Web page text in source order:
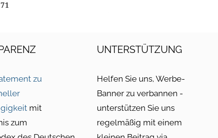
zu
mit
zum
UNTERSTÜTZUNG
Helfen Sie uns, Werbe-
Banner zu verbannen -
unterstützen Sie uns
regelmäßig mit einem